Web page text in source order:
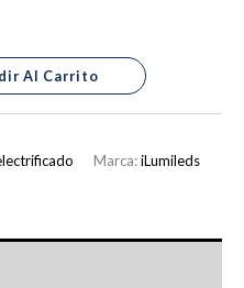
Al Carrito
Marca:iLumileds